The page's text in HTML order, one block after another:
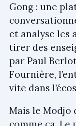
Gong : une
et analyse les
tirer des
par Paul
Fournière,
vite dans
Mais le Modjo